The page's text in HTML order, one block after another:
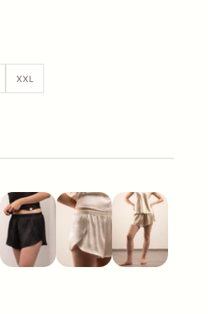
XXL
Nero Onice Bianco NaturaleChampagne